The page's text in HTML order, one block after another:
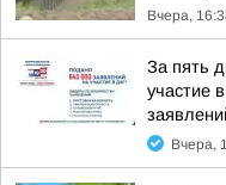
Вчера,
За пять
участие
Вчера,